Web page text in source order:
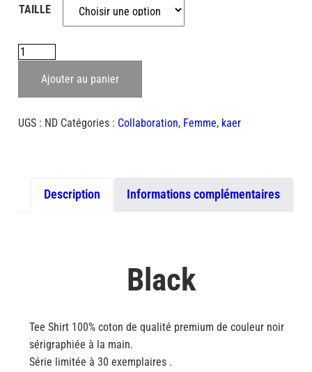
TAILLE
quantité
Ajouter au panier
UGS : ND Catégories : Collaboration, Femme, kaer
Description Informations complémentaires
Black
Tee Shirt 100% coton de qualité premium de couleur noir
sérigraphiée à la main.
Série limitée à 30 exemplaires .